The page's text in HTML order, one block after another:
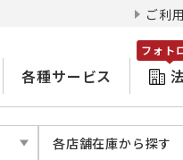
ご利
各種サービス
フォト
各店舗在庫から探す